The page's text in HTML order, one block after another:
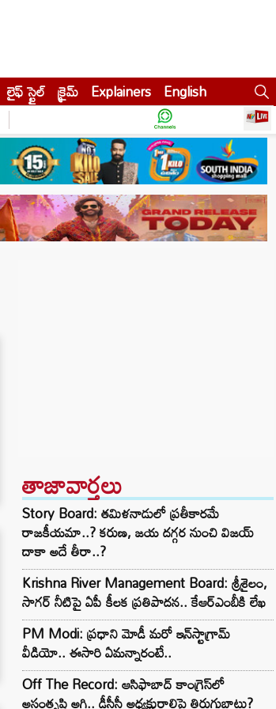
లైఫ్ స్టైల్ క్రైమ్ Explainers English
తాజావార్తలు
Story Board: తమిళనాడులో ప్రతీకారమే
రాజకీయమా..? కరుణ, జయ దగ్గర నుంచి విజయ్
దాకా అదే తీరా..?
Krishna River Management Board: శ్రీశైలం,
సాగర్ నీటిపై ఏపీ కీలక ప్రతిపాదన.. కేఆర్ఎంబీకి లేఖ
PM Modi: ప్రధాని మోడీ మరో ఇన్‌స్టాగ్రామ్
వీడియో.. ఈసారి ఏమన్నారంటే..
Off The Record: ఆసిఫాబాద్ కాంగ్రెస్‌లో
అసంతృప్తి అగ్గి.. డీసీసీ అధ్యక్షురాలిపై తిరుగుబాటు?